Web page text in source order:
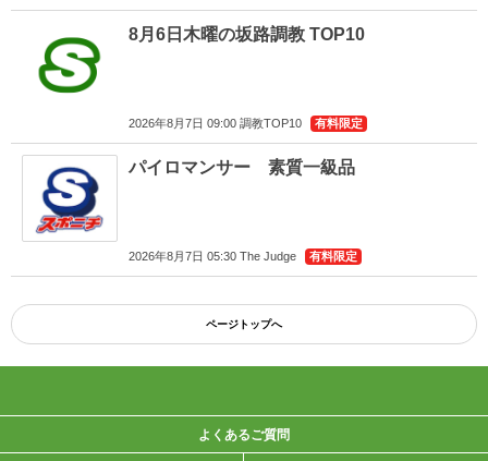
8月6日木曜の坂路調教 TOP10
2026年8月7日 09:00 調教TOP10 有料限定
パイロマンサー 素質一級品
2026年8月7日 05:30 The Judge 有料限定
ページトップへ
よくあるご質問